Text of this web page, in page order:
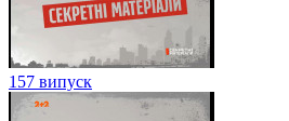
157 випуск